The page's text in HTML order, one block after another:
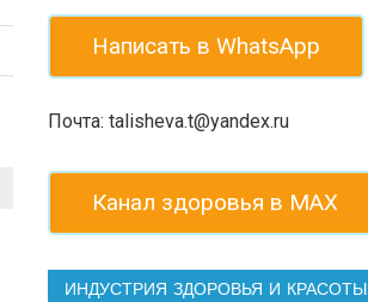
Написать в WhatsApp
Почта: talisheva.t@yandex.ru
Канал здоровья в МАХ
ИНДУСТРИЯ ЗДОРОВЬЯ И КРАСОТЫ